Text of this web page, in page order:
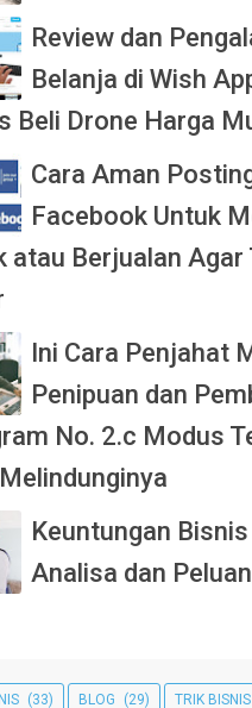
Review dan
Belanja di Wish
Beli Drone Harga
Cara Aman
Facebook Untuk
atau Berjualan Agar
Ini Cara Penjahat
Penipuan dan
No. 2.c Modus
Keuntungan
Analisa dan
(33) BLOG (29) TRIK BISNIS